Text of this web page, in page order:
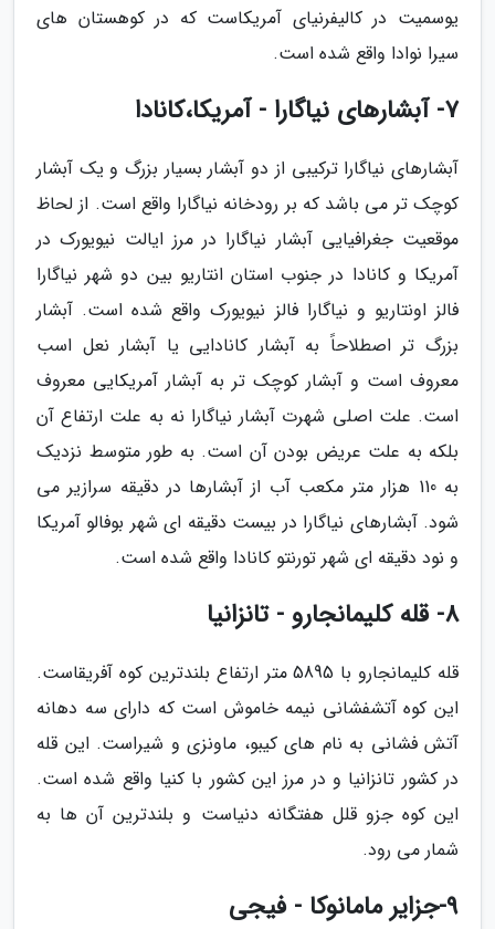
یوسمیت در کالیفرنیای آمریکاست که در کوهستان های
سیرا نوادا واقع شده است.
7- آبشارهای نیاگارا - آمریکا،کانادا
آبشارهای نیاگارا ترکیبی از دو آبشار بسیار بزرگ و یک آبشار
کوچک تر می باشد که بر رودخانه نیاگارا واقع است. از لحاظ
موقعیت جغرافیایی آبشار نیاگارا در مرز ایالت نیویورک در
آمریکا و کانادا در جنوب استان انتاریو بین دو شهر نیاگارا
فالز اونتاریو و نیاگارا فالز نیویورک واقع شده است. آبشار
بزرگ تر اصطلاحاً به آبشار کانادایی یا آبشار نعل اسب
معروف است و آبشار کوچک تر به آبشار آمریکایی معروف
است. علت اصلی شهرت آبشار نیاگارا نه به علت ارتفاع آن
بلکه به علت عریض بودن آن است. به طور متوسط نزدیک
به 110 هزار متر مکعب آب از آبشارها در دقیقه سرازیر می
شود. آبشارهای نیاگارا در بیست دقیقه ای شهر بوفالو آمریکا
و نود دقیقه ای شهر تورنتو کانادا واقع شده است.
8- قله کلیمانجارو - تانزانیا
قله کلیمانجارو با 5895 متر ارتفاع بلندترین کوه آفریقاست.
این کوه آتشفشانی نیمه خاموش است که دارای سه دهانه
آتش فشانی به نام های کیبو، ماونزی و شیراست. این قله
در کشور تانزانیا و در مرز این کشور با کنیا واقع شده است.
این کوه جزو قلل هفتگانه دنیاست و بلندترین آن ها به
شمار می رود.
9-جزایر مامانوکا - فیجی